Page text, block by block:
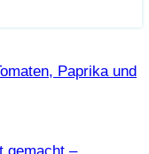
Paprika und
gemacht –